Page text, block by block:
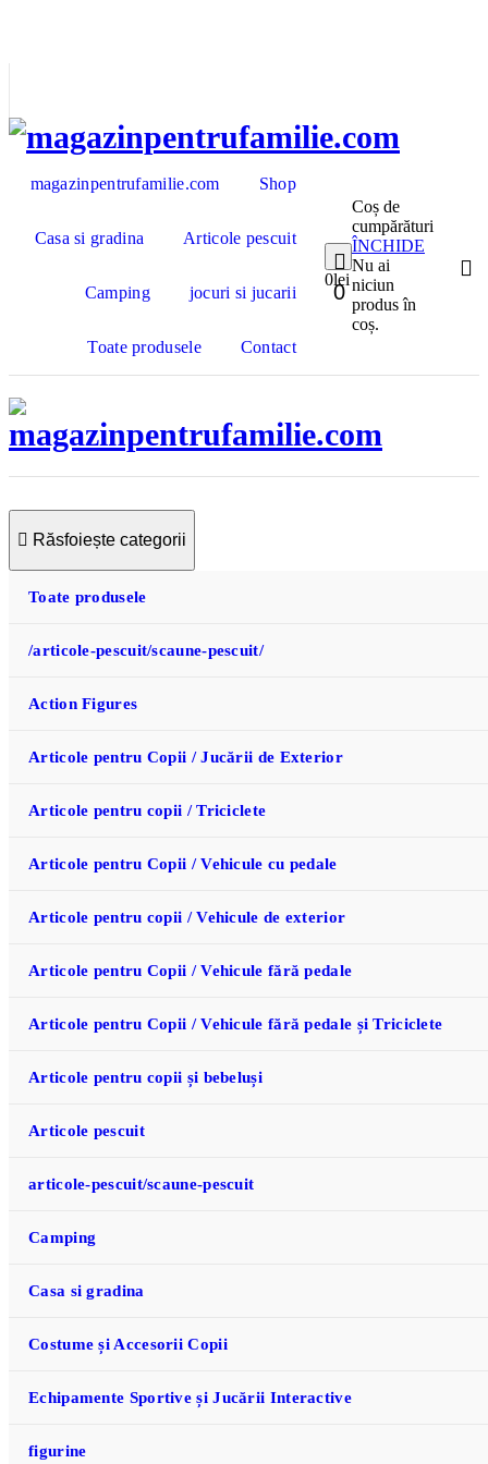
magazinpentrufamilie.com Shop
Casa si gradina Articole pescuit
Camping jocuri si jucarii
Toate produsele Contact
0
0lei
Coș de
cumpărături
ÎNCHIDE
Nu ai
niciun
produs în
coș.
Răsfoiește categorii
Toate produsele
/articole-pescuit/scaune-pescuit/
Action Figures
Articole pentru Copii / Jucării de Exterior
Articole pentru copii / Triciclete
Articole pentru Copii / Vehicule cu pedale
Articole pentru copii / Vehicule de exterior
Articole pentru Copii / Vehicule fără pedale
Articole pentru Copii / Vehicule fără pedale și Triciclete
Articole pentru copii și bebeluși
Articole pescuit
articole-pescuit/scaune-pescuit
Camping
Casa si gradina
Costume și Accesorii Copii
Echipamente Sportive și Jucării Interactive
figurine